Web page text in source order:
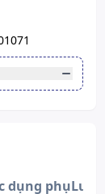
phải là
dụng phụLưu